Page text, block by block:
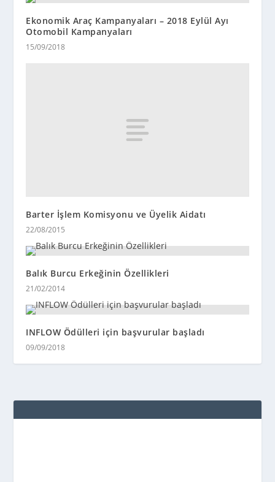
Ekonomik Araç Kampanyaları – 2018 Eylül Ayı
Otomobil Kampanyaları
15/09/2018
Barter İşlem Komisyonu ve Üyelik Aidatı
22/08/2015
Balık Burcu Erkeğinin Özellikleri
21/02/2014
INFLOW Ödülleri için başvurular başladı
09/09/2018